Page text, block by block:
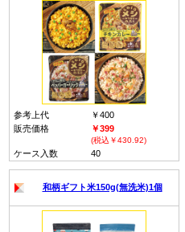
参考上代
￥400
販売価格
￥399
(税込￥430.92)
ケース入数 40
和柄ギフト米150g(無洗米)1個